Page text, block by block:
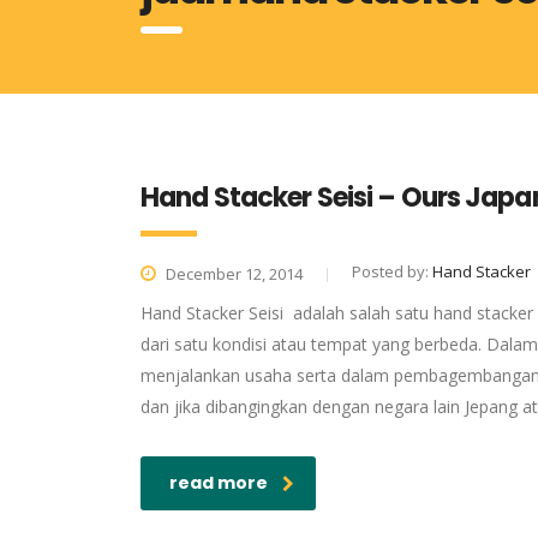
Hand Stacker Seisi – Ours
December 12, 2014 Posted by: Hand Stacker
Hand Stacker Seisi adalah salah satu hand
dari satu kondisi atau tempat yang berbeda.
menjalankan usaha serta dalam
dan jika dibangingkan dengan negara lain Jepang
read more